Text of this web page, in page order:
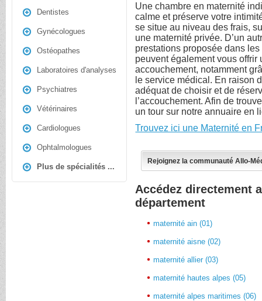
Dentistes
Gynécologues
Ostéopathes
Laboratoires d'analyses
Psychiatres
Vétérinaires
Cardiologues
Ophtalmologues
Plus de spécialités ...
Une chambre en maternité
calme et préserve votre
se situe au niveau des frais,
une maternité privée. D’un
prestations proposée dans
peuvent également vous
accouchement, notamment
le service médical. En raison
adéquat de choisir et de
l’accouchement. Afin de
un tour sur notre annuaire en
Trouvez ici une Maternité en
Rejoignez la communauté Allo-
Accédez directement
département
maternité ain (01)
maternité aisne (02)
maternité allier (03)
maternité hautes alpes (05)
maternité alpes maritimes (06)